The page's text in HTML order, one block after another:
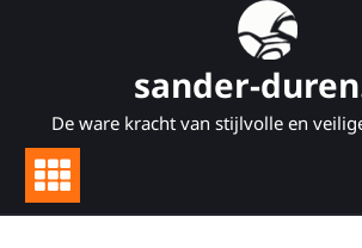
sander-
De ware kracht van stijlvolle en